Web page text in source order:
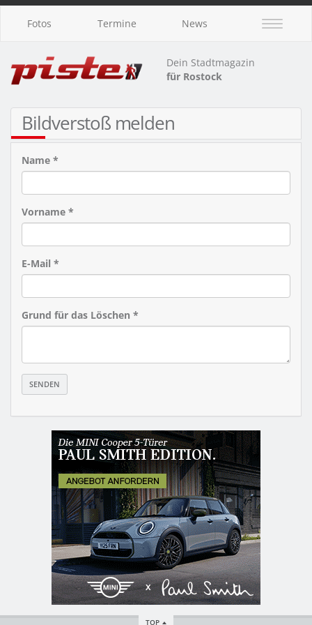
Fotos Termine News
Dein Stadtmagazin
für Rostock
Bildverstoß melden
Name *
Vorname *
E-Mail *
Grund für das Löschen *
TOP